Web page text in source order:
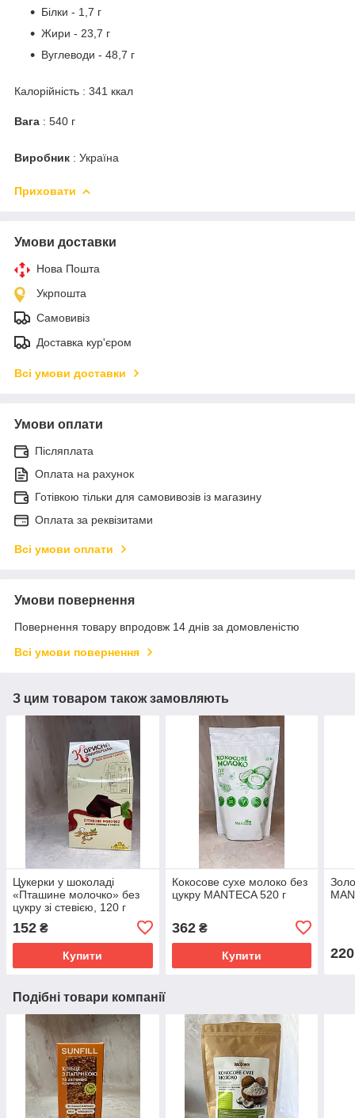
Білки - 1,7 г
Жири - 23,7 г
Вуглеводи - 48,7 г
Калорійність : 341 ккал
Вага : 540 г
Виробник : Україна
Приховати
Умови доставки
Нова Пошта
Укрпошта
Самовивіз
Доставка кур'єром
Всі умови доставки
Умови оплати
Післяплата
Оплата на рахунок
Готівкою тільки для самовивозів із магазину
Оплата за реквізитами
Всі умови оплати
Умови повернення
Повернення товару впродовж 14 днів за домовленістю
Всі умови повернення
З цим товаром також замовляють
Цукерки у шоколаді
«Пташине молочко» без
цукру зі стевією, 120 г
152 ₴
Купити
Кокосове сухе молоко без
цукру MANTECA 520 г
362₴
Купити 220
Подібні товари компанії